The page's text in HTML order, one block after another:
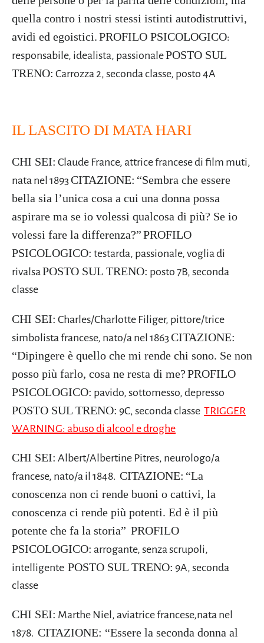
quella contro i nostri stessi istinti autodistruttivi,
avidi ed egoistici.PROFILO PSICOLOGICO:
responsabile, idealista, passionalePOSTO SUL
TRENO: Carrozza 2, seconda classe, posto 4A
IL LASCITO DI MATA HARI
CHI SEI: Claude France, attrice francese di film muti,
nata nel 1893CITAZIONE: “Sembra che essere
bella sia l’unica cosa a cui una donna possa
aspirare ma se io volessi qualcosa di più? Se io
volessi fare la differenza?”PROFILO
PSICOLOGICO: testarda, passionale, voglia di
rivalsaPOSTO SUL TRENO: posto 7B, seconda
classe
CHI SEI: Charles/Charlotte Filiger, pittore/trice
simbolista francese, nato/a nel 1863CITAZIONE:
“Dipingere è quello che mi rende chi sono. Se non
posso più farlo, cosa ne resta di me?PROFILO
PSICOLOGICO: pavido, sottomesso, depresso
POSTO SUL TRENO: 9C, seconda classe TRIGGER
WARNING: abuso di alcool e droghe
CHI SEI: Albert/Albertine Pitres, neurologo/a
francese, nato/a il 1848. CITAZIONE: “La
conoscenza non ci rende buoni o cattivi, la
conoscenza ci rende più potenti. Ed è il più
potente che fa la storia” PROFILO
PSICOLOGICO: arrogante, senza scrupoli,
intelligente POSTO SUL TRENO: 9A, seconda
classe
CHI SEI: Marthe Niel, aviatrice francese,nata nel
1878. CITAZIONE: “Essere la seconda donna al